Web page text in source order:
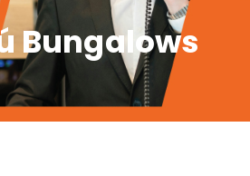
Bungalows